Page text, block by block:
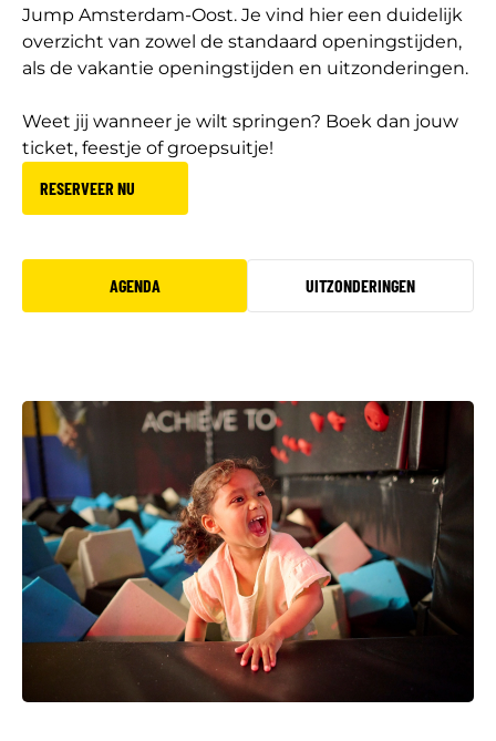
Jump Amsterdam-Oost. Je vind hier een duidelijk
overzicht van zowel de standaard openingstijden,
als de vakantie openingstijden en uitzonderingen.
Weet jij wanneer je wilt springen? Boek dan jouw
ticket, feestje of groepsuitje!
RESERVEER NU
AGENDA UITZONDERINGEN